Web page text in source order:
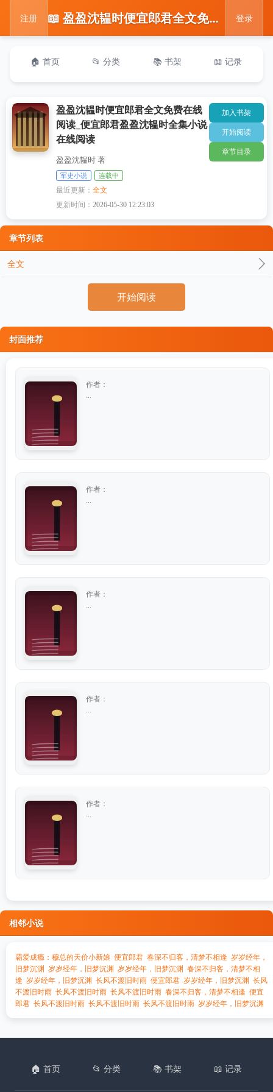
注册 📖 盈盈沈韫时便宜郎君全文免费在线阅读_便宜郎君盈盈沈韫时全集小说在线阅读 登录
🏠 首页 📂 分类 📚 书架 📖 记录
盈盈沈韫时便宜郎君全文免费在线
阅读_便宜郎君盈盈沈韫时全集小说
在线阅读
盈盈沈韫时 著
军史小说 连载中
最近更新：全文
更新时间：2026-05-30 12:23:03
加入书架
开始阅读
章节目录
章节列表
全文
开始阅读
封面推荐
作者：
作者：
作者：
作者：
作者：
相邻小说
霸爱成瘾：穆总的天价小新娘 便宜郎君 春深不归客，清梦不相逢 岁岁经年，
旧梦沉渊 岁岁经年，旧梦沉渊 岁岁经年，旧梦沉渊 春深不归客，清梦不相
逢 岁岁经年，旧梦沉渊 长风不渡旧时雨 便宜郎君 岁岁经年，旧梦沉渊 长风
不渡旧时雨 长风不渡旧时雨 长风不渡旧时雨 春深不归客，清梦不相逢 便宜
郎君 长风不渡旧时雨 长风不渡旧时雨 长风不渡旧时雨 岁岁经年，旧梦沉渊
🏠 首页 📂 分类 📚 书架 📖 记录